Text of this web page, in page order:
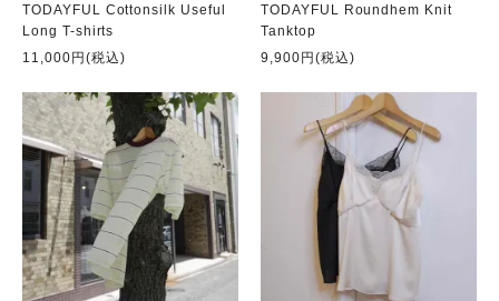
TODAYFUL Cottonsilk Useful
Long T-shirts
11,000円(税込)
TODAYFUL Roundhem Knit
Tanktop
9,900円(税込)